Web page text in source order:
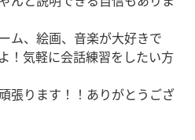
ム、絵画、音楽が大好きで
！気軽に会話練習をしたい方
張ります！！ありがとうござ